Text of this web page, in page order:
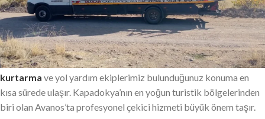
Avanos çekicihizmetlerimiz, Avanos ve çevresinde yolda kalan
sürücülere en hızlı ve en güvenilir çözümü sunmak için 7/24
kesintisiz olarak çalışmaktadır. Araç arızası, lastik patlaması, akü
bitmesi, yakıt tükenmesi veya kaza durumlarındaAvanos oto
kurtarma ve yol yardım ekiplerimiz bulunduğunuz konuma en
kısa sürede ulaşır. Kapadokya’nın en yoğun turistik bölgelerinden
biri olan Avanos’ta profesyonel çekici hizmeti büyük önem taşır.